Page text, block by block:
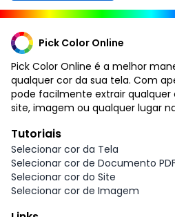
Pick Color Online
Pick Color Online é a melhor
qualquer cor da sua tela. Com
pode facilmente extrair qualquer
site, imagem ou qualquer lugar
Tutoriais
Selecionar cor da Tela
Selecionar cor de Documento
Selecionar cor do Site
Selecionar cor de Imagem